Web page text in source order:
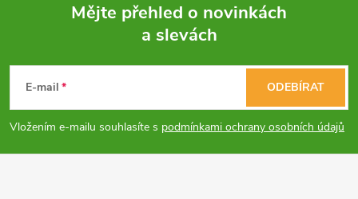
p
Mějte přehled o novinkách
a slevách
E-mail
Vložením e-mailu souhlasíte s podmínkami ochrany osobních údajů
ODEBÍRAT